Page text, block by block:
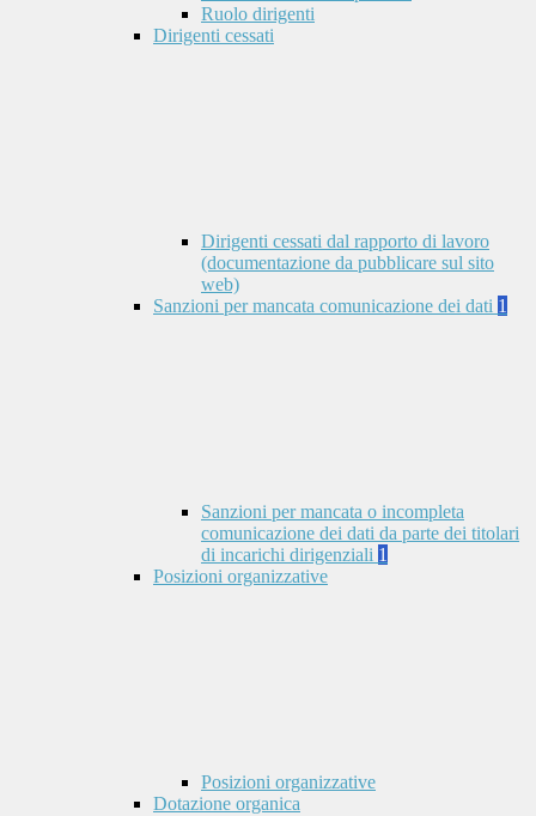
Ruolo dirigenti
Dirigenti cessati
Dirigenti cessati dal rapporto di lavoro
(documentazione da pubblicare sul sito
web)
Sanzioni per mancata comunicazione dei dati 1
Sanzioni per mancata o incompleta
comunicazione dei dati da parte dei titolari
di incarichi dirigenziali 1
Posizioni organizzative
Posizioni organizzative
Dotazione organica